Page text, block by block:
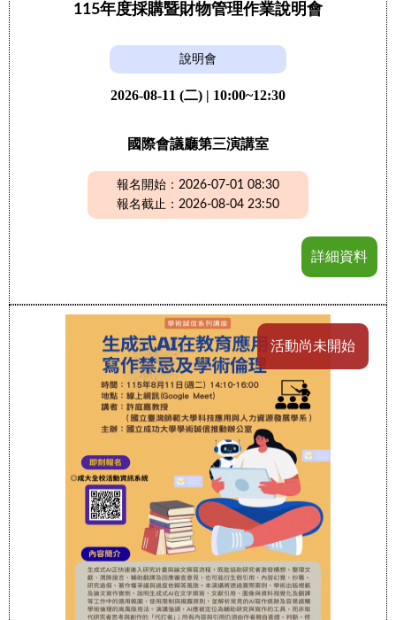
115年度採購暨財物管理作業說明會
說明會
2026-08-11 (二) | 10:00~12:30
國際會議廳第三演講室
報名開始：2026-07-01 08:30
報名截止：2026-08-04 23:50
詳細資料
活動尚未開始